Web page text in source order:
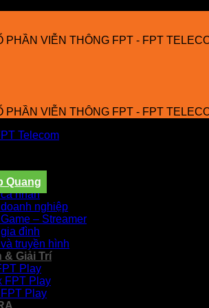
PHẦN VIỄN THÔNG FPT - FPT
PHẦN VIỄN THÔNG FPT - FPT
Quang
nhân
doanh nghiệp
Game – Streamer
gia đình
và truyền hình
& Giải Trí
Play
FPT Play
Play